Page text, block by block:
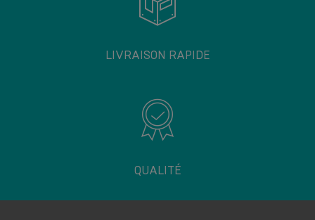
LIVRAISON RAPIDE
QUALITÉ